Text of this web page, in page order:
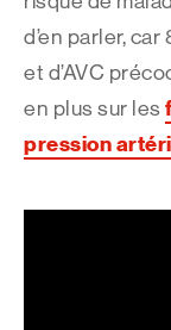
d’en parler,
et d’AVC
en plus sur les
pression